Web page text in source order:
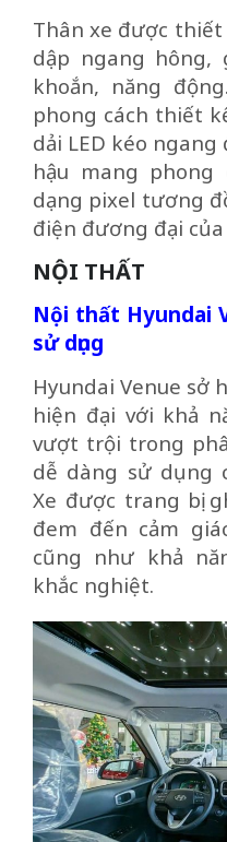
Thân xe được
dập ngang hông,
khoắn, năng
phong cách thiết
dải LED kéo ngang
hậu mang
dạng pixel tương
điện đương đại
NỘI THẤT
Nội thất Hyundai
sử dụng
Hyundai Venue sở
hiện đại với khả
vượt trội trong
dễ dàng sử dụng
Xe được trang bị
đem đến cảm
cũng như khả
khắc nghiệt.